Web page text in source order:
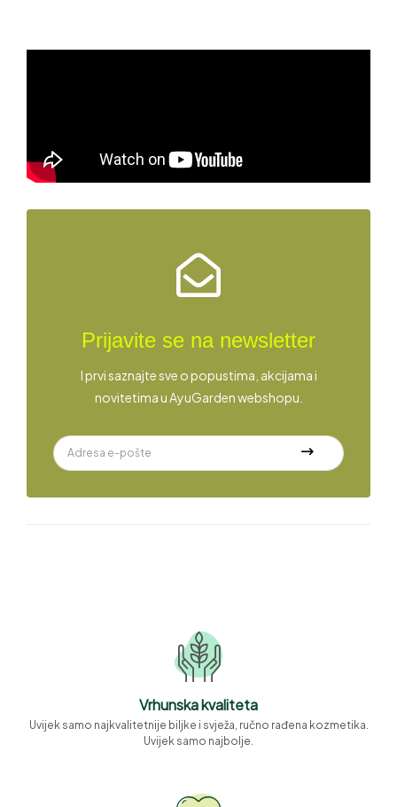
Prijavite se na newsletter
I prvi saznajte sve o popustima, akcijama i
novitetima u AyuGarden webshopu.
Vrhunska kvaliteta
Uvijek samo najkvalitetnije biljke i svježa, ručno rađena kozmetika.
Uvijek samo najbolje.